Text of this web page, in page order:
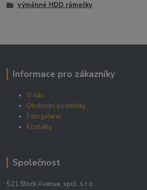
výměnné HDD rámečky
Informace pro zákazníky
O nás
Obchodní podmínky
Fotogalerie
Kontakty
Společnost
521 Stock Avenue, spol. s r.o.